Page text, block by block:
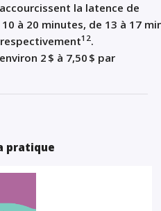
accourcissent la latence de
10 à 20 minutes, de 13 à 17
12.
2 $ à 7,50 $ par
pratique